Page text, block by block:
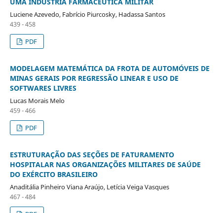
Luciene Azevedo, Fabrício Piurcosky, Hadassa Santos
439 - 458
PDF
MODELAGEM MATEMÁTICA DA FROTA DE AUTOMÓVEIS DE
MINAS GERAIS POR REGRESSÃO LINEAR E USO DE
SOFTWARES LIVRES
Lucas Morais Melo
459 - 466
PDF
ESTRUTURAÇÃO DAS SEÇÕES DE FATURAMENTO
HOSPITALAR NAS ORGANIZAÇÕES MILITARES DE SAÚDE
DO EXÉRCITO BRASILEIRO
Anaditália Pinheiro Viana Araújo, Letícia Veiga Vasques
467 - 484